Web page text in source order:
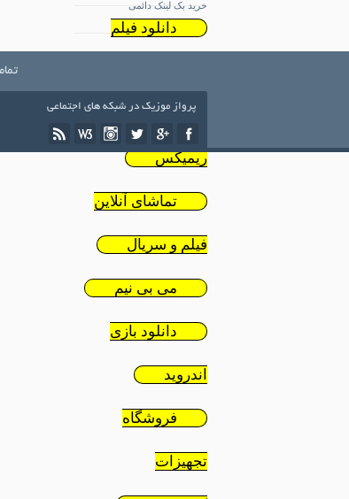
خرید بک لینک دائمی
دانلود فیلم
دانلود
ریمیکس
تماشای آنلاین
فیلم و سریال
می بی نیم
دانلود بازی
اندروید
فروشگاه
تجهیزات
پرواز موزیک در شبکه های اجتماعی